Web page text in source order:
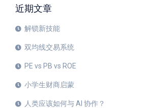
近期文章
解锁新技能
双均线交易系统
PE vs PB vs ROE
小学生财商启蒙
人类应该如何与 AI 协作？